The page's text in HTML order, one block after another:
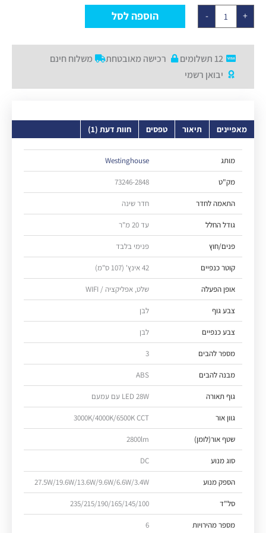
- + הוספה לסל
12 תשלומים רכישה מאובטחת
משלוח חינם
יבואן רשמי
מאפיינים תיאור טפסים חוות דעת (1)
מותג Westinghouse
מק"ט 73246-2848
התאמה לחדר חדר שינה
גודל החלל עד 20 מ"ר
פנים/חוץ פנימי בלבד
קוטר כנפיים 42 אינץ' (107 ס"מ)
אופן הפעלה שלט, אפליקציה / WIFI
צבע גוף לבן
צבע כנפיים לבן
מספר להבים 3
מבנה להבים ABS
גוף תאורה LED 28W עם עמעם
גוון אור 3000K/4000K/6500K CCT
שטף אור(לומן) 2800lm
סוג מנוע DC
הספק מנוע 27.5W/19.6W/13.6W/9.6W/6.6W/3.4W
סל"ד 235/215/190/165/145/100
מספר מהירויות 6